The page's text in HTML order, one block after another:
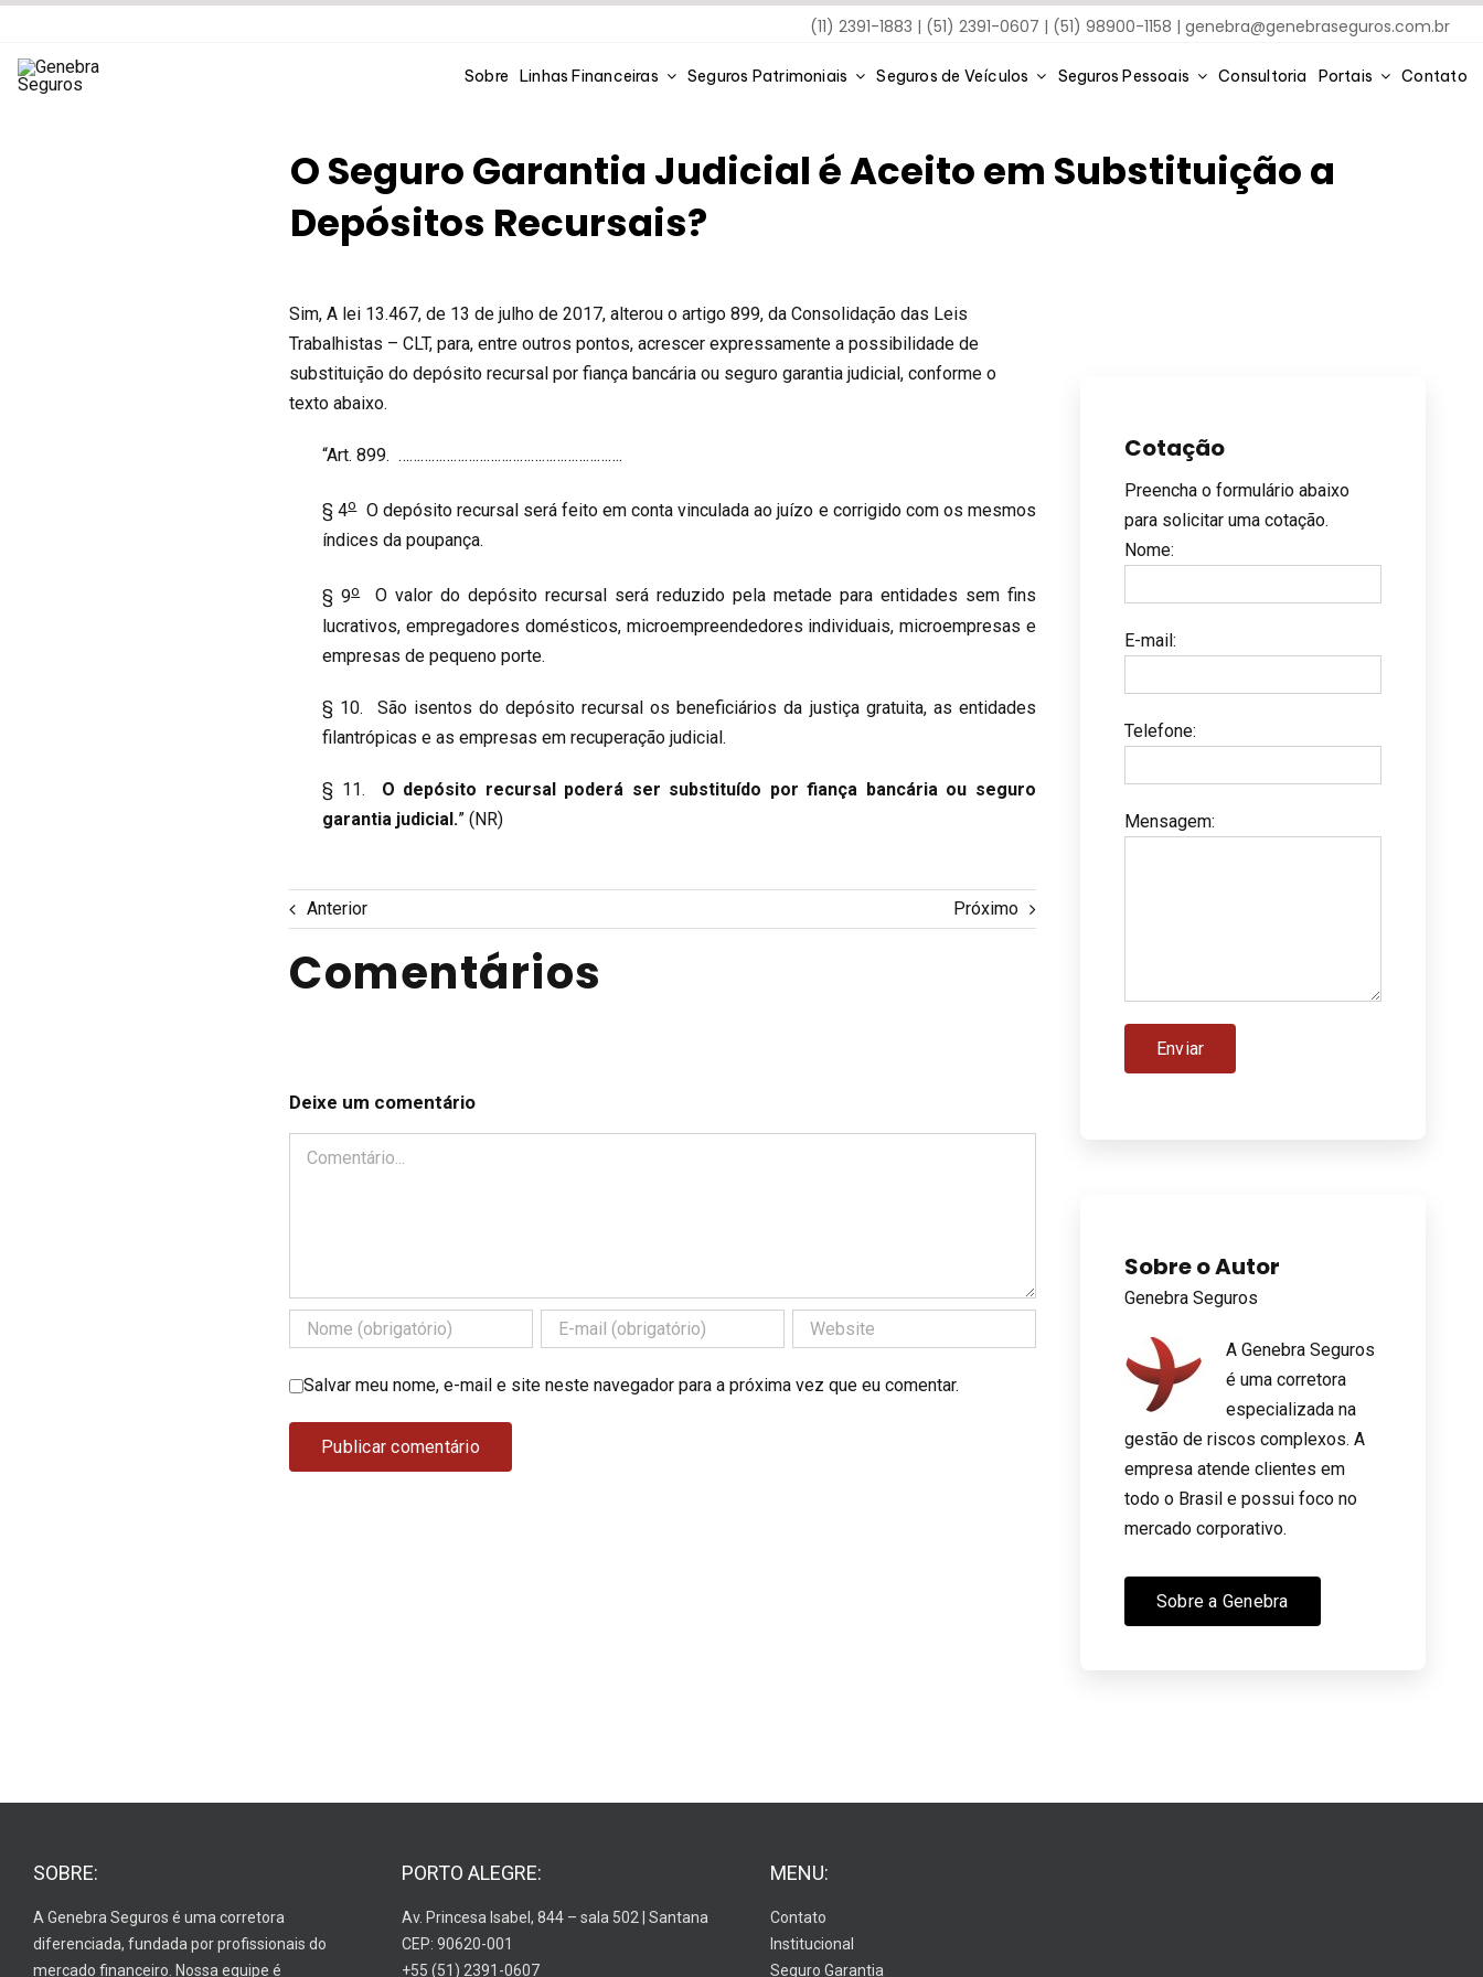
(11) 2391-1883 | (51) 2391-0607 | (51) 98900-1158 |genebra@genebraseguros.com.br
Sobre Linhas Financeiras Seguros Patrimoniais Seguros de Veículos Seguros Pessoais Consultoria Portais Contato
O Seguro Garantia Judicial é Aceito em Substituição a
Depósitos Recursais?
Sim, A lei 13.467, de 13 de julho de 2017, alterou o artigo 899, da Consolidação das Leis
Trabalhistas – CLT, para, entre outros pontos, acrescer expressamente a possibilidade de
substituição do depósito recursal por fiança bancária ou seguro garantia judicial, conforme o
texto abaixo.
“Art. 899. …………………………………………………….
§ 4oO depósito recursal será feito em conta vinculada ao juízo e corrigido com os mesmos
índices da poupança.
§ 9oO valor do depósito recursal será reduzido pela metade para entidades sem fins
lucrativos, empregadores domésticos, microempreendedores individuais, microempresas e
empresas de pequeno porte.
§ 10. São isentos do depósito recursal os beneficiários da justiça gratuita, as entidades
filantrópicas e as empresas em recuperação judicial.
§ 11. O depósito recursal poderá ser substituído por fiança bancária ou seguro
garantia judicial.” (NR)
Anterior Próximo
Comentários
Deixe um comentário
Comentário
Salvar meu nome, e-mail e site neste navegador para a próxima vez que eu comentar.
Cotação
Preencha o formulário abaixo
para solicitar uma cotação.
Nome:
E-mail:
Telefone:
Mensagem:
Sobre o Autor
Genebra Seguros
A Genebra Seguros
é uma corretora
especializada na
gestão de riscos complexos. A
empresa atende clientes em
todo o Brasil e possui foco no
mercado corporativo.
Sobre a Genebra
SOBRE:
A Genebra Seguros é uma corretora
diferenciada, fundada por profissionais do
mercado financeiro. Nossa equipe é
PORTO ALEGRE:
Av. Princesa Isabel, 844 – sala 502 | Santana
CEP: 90620-001
+55 (51) 2391-0607
MENU:
Contato
Institucional
Seguro Garantia